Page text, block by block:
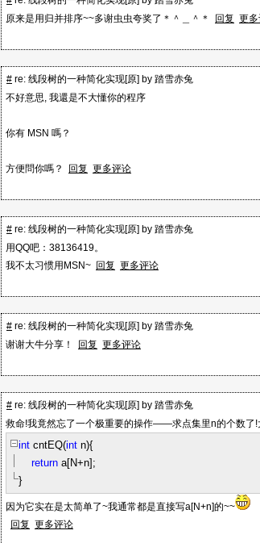
原来是用归并排序~~多谢虫虫夸奖了＊＾＿＾＊
回复 更
# re: 线段树的一种简化实现[原] by 踏雪赤兔
不好意思, 我還是不大懂你的程序
你有 MSN 嗎？
方便問你嗎？ 回复 更多评论
# re: 线段树的一种简化实现[原] by 踏雪赤兔
用QQ吧：38136419。
我不太习惯用MSN~ 回复 更多评论
# re: 线段树的一种简化实现[原] by 踏雪赤兔
谢谢大牛分享！
回复 更多评论
# re: 线段树的一种简化实现[原] by 踏雪赤兔
救命!我竟然忘了一个极重要的操作——求点集里n的个数了!
int cntEQ(int n){
return a[N+n];
}
因为它实在是太简单了~我通常都是直接写a[N+n]的~~
回复 更多评论